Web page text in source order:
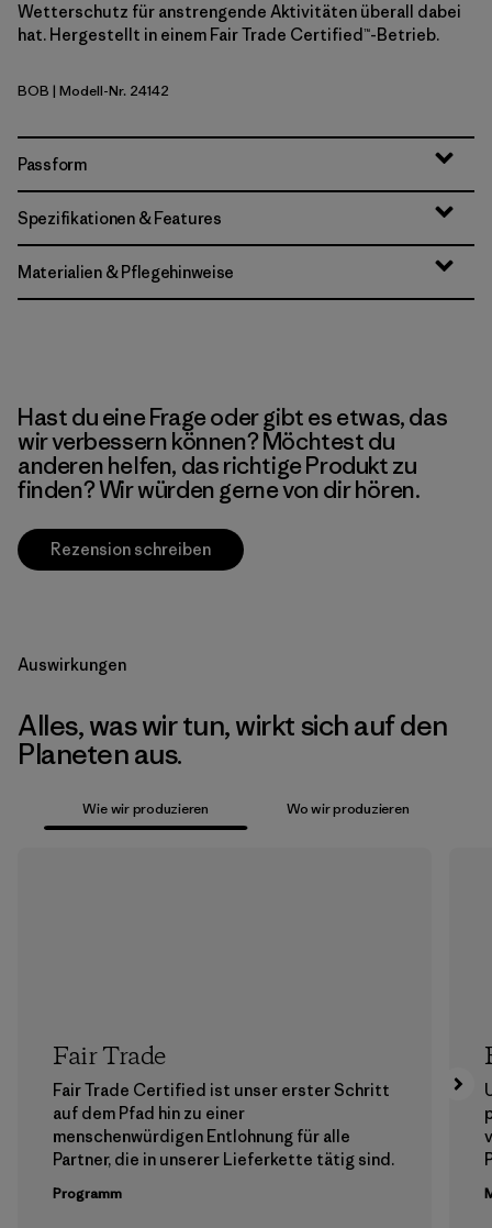
Wetterschutz für anstrengende Aktivitäten überall dabei
hat. Hergestellt in einem Fair Trade Certified™-Betrieb.
Black w/Black
BOB | Modell-Nr. 24142
Passform
Spezifikationen & Features
Materialien & Pflegehinweise
Hast du eine Frage oder gibt es etwas, das
wir verbessern können? Möchtest du
anderen helfen, das richtige Produkt zu
finden? Wir würden gerne von dir hören.
Rezension schreiben
Auswirkungen
Alles, was wir tun, wirkt sich auf den
Planeten aus.
Wie wir produzieren Wo wir produzieren
Fair Trade
Fair Trade Certified ist unser erster Schritt
auf dem Pfad hin zu einer
menschenwürdigen Entlohnung für alle
Partner, die in unserer Lieferkette tätig sind.
Programm